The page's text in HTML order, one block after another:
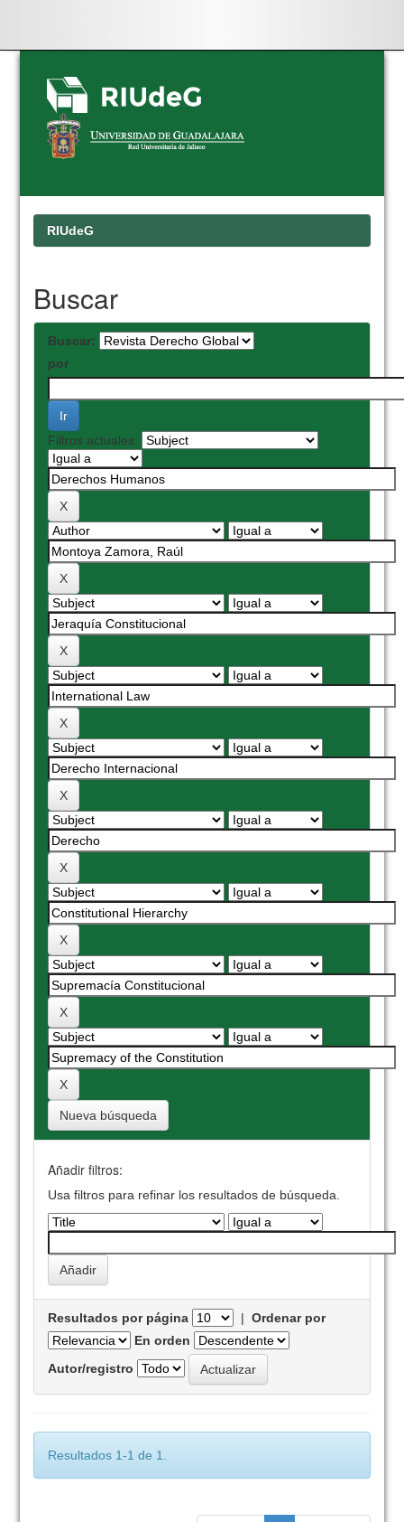
Skip
navigation
RIUdeG
Buscar
Buscar:
por
Filtros actuales:
Nueva búsqueda
Añadir filtros:
Usa filtros para refinar los resultados de búsqueda.
Resultados por página |Ordenar por
En orden
Autor/registro
Resultados 1-1 de 1.